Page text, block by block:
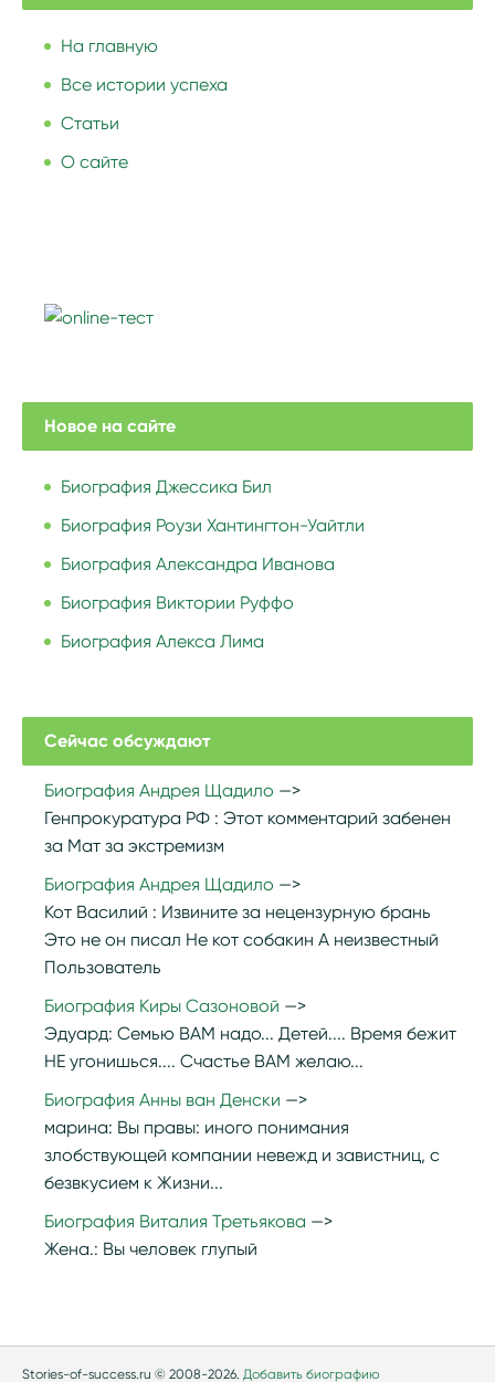
На главную
Все истории успеха
Статьи
О сайте
Новое на сайте
Биография Джессика Бил
Биография Роузи Хантингтон-Уайтли
Биография Александра Иванова
Биография Виктории Руффо
Биография Алекса Лима
Сейчас обсуждают
Биография Андрея Щадило
Генпрокуратура РФ : Этот комментарий забенен
за Мат за экстремизм
Биография Андрея Щадило
Кот Василий : Извините за нецензурную брань
Это не он писал Не кот собакин А неизвестный
Пользователь
Биография Киры Сазоновой
Эдуард: Семью ВАМ надо... Детей.... Время бежит
НЕ угонишься.... Счастье ВАМ желаю...
Биография Анны ван Денски
марина: Вы правы: иного понимания
злобствующей компании невежд и завистниц, с
безвкусием к Жизни...
Биография Виталия Третьякова
Жена.: Вы человек глупый
Stories-of-success.ru © 2008-2026. Добавить биографию